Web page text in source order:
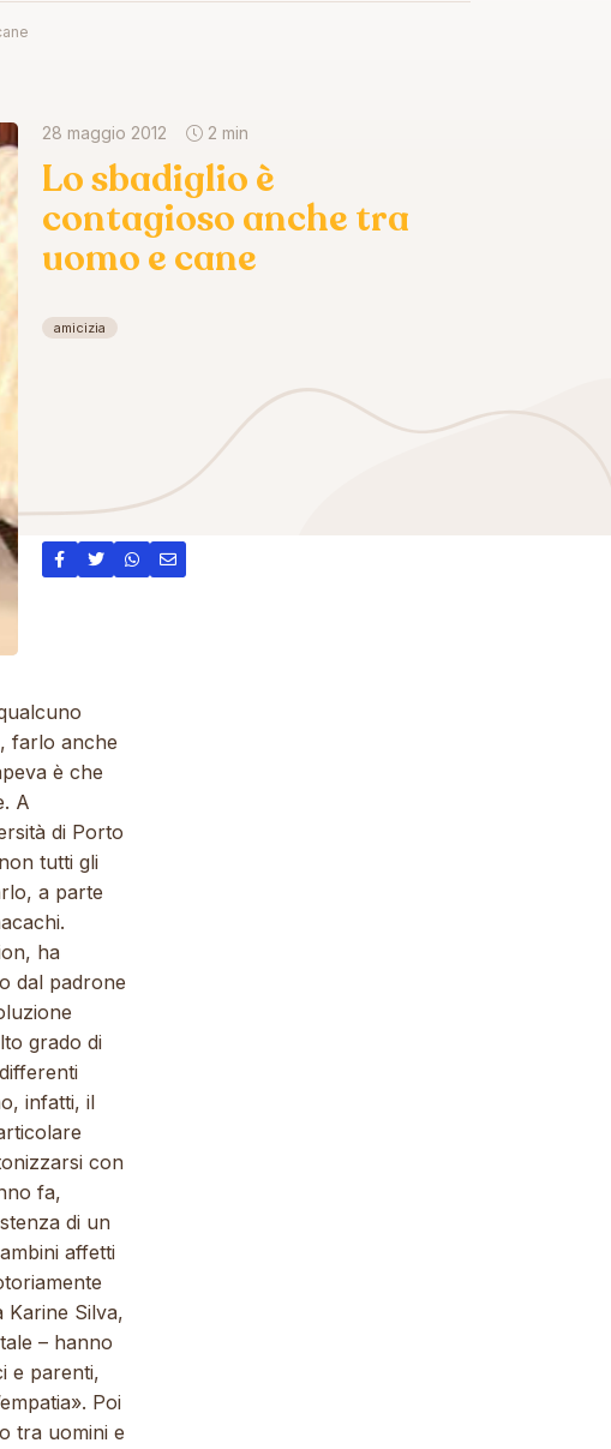
28 maggio 2012 2 min
Lo sbadiglio è
contagioso anche tra
uomo e cane
amicizia
farlo anche
è che
A
di Porto
tutti gli
a parte
ha
dal padrone
grado di
infatti, il
con
fa,
di un
affetti
Karine Silva,
– hanno
e parenti,
Poi
tra uomini e